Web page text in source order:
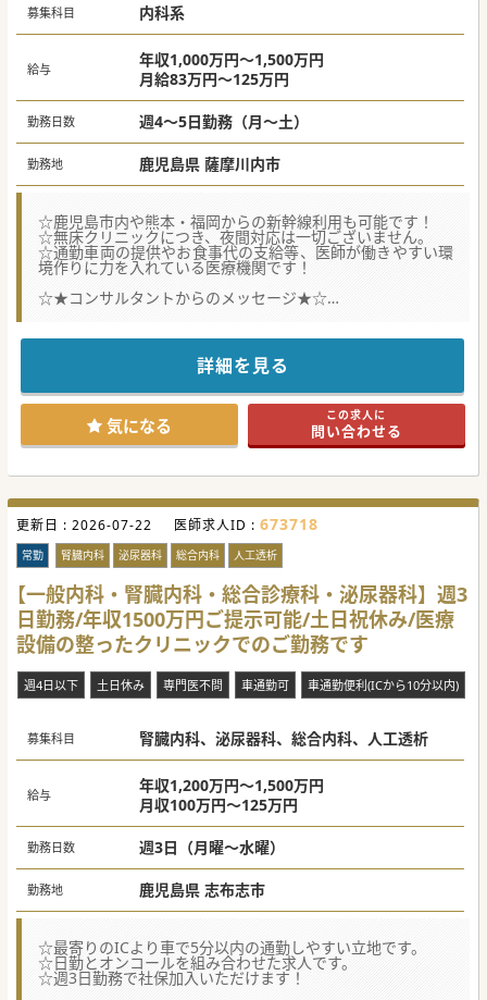
募集科目 内科系
給与
年収1,000万円～1,500万円
月給83万円～125万円
勤務日数 週4～5日勤務（月～土）
勤務地 鹿児島県 薩摩川内市
☆鹿児島市内や熊本・福岡からの新幹線利用も可能です！
☆無床クリニックにつき、夜間対応は一切ございません。
☆通勤車両の提供やお食事代の支給等、医師が働きやすい環
境作りに力を入れている医療機関です！
☆★コンサルタントからのメッセージ★☆
薩摩川内市にございます、患者様も多く来院され、地域の方
今回、医師体制強化の為の募集となります。
新幹線停止駅から車で5分程とアクセスもよく、福利厚生も
鹿児島市内方面や他県から通勤されている先生もいらっしゃ
います。
ぜひお気軽にお問合せください！
#秋入職可
詳細を見る
気になる この求人に
問い合わせる
更新日 : 2026-07-22 医師求人ID : 673718
常勤 腎臓内科 泌尿器科 総合内科 人工透析
【一般内科・腎臓内科・総合診療科・泌尿器科】週3
日勤務/年収1500万円ご提示可能/土日祝休み/医療
設備の整ったクリニックでのご勤務です
週4日以下 土日休み 専門医不問 車通勤可 車通勤便利(ICから10分以内)
募集科目 腎臓内科、泌尿器科、総合内科、人工透析
給与
年収1,200万円～1,500万円
月収100万円～125万円
勤務日数 週3日（月曜～水曜）
勤務地 鹿児島県 志布志市
☆最寄りのICより車で5分以内の通勤しやすい立地です。
☆日勤とオンコールを組み合わせた求人です。
☆週3日勤務で社保加入いただけます！